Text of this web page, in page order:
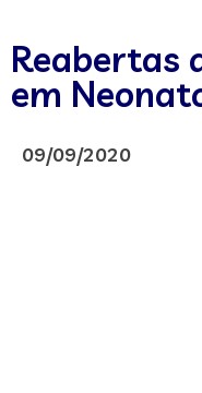
Reabertas
em
09/09/2020